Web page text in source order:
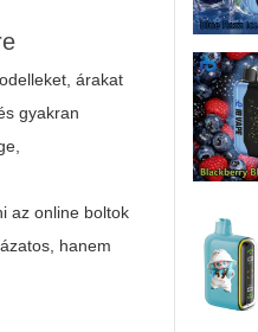
árakat
gyakran
az online boltok
hanem